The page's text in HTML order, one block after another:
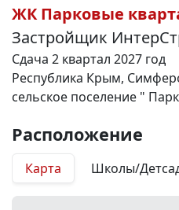
ЖК Парковые
Застройщик
Сдача 2 квартал 2027 год
Республика Крым,
сельское поселение "
Расположение
Карта Школы/